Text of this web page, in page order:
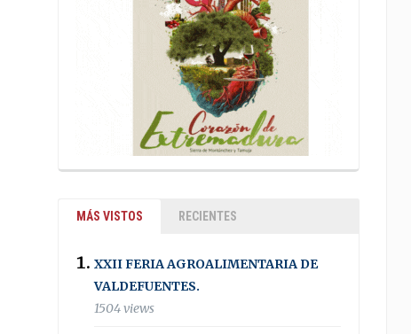
MÁS VISTOS RECIENTES
XXII FERIA AGROALIMENTARIA DE
VALDEFUENTES.
1504 views